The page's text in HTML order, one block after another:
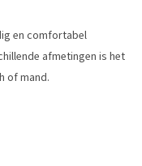
en comfortabel
afmetingen is het
of mand.